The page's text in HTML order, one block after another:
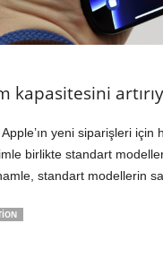
kapasitesini
yeni siparişleri için
birlikte standart
standart modellerin